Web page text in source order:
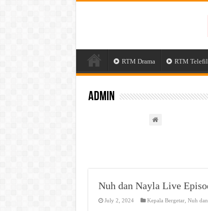
RTM Drama RTM
admin
Nuh dan Nayla Live
July 2, 2024 Kepala Bergetar, Nuh